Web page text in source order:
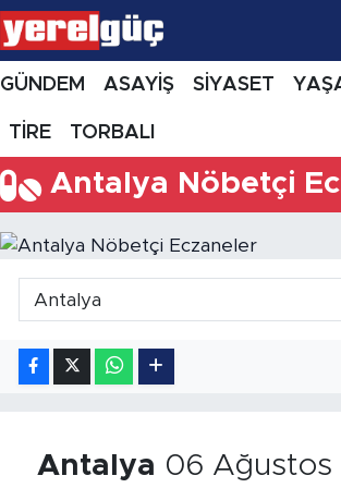
GÜNDEM ASAYİŞ SİYASET
TİRE TORBALI
Antalya Nöbetçi
Antalya 06 Ağustos